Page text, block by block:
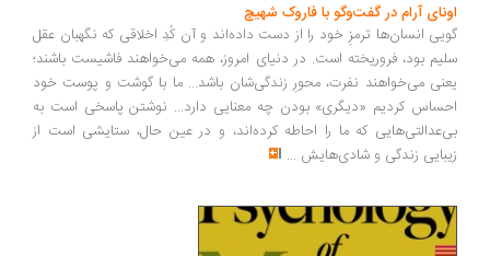
آرام در گفت‌وگو با فاروک شهیچ‭
انسان‌ها ترمزِ خود را از دست داده‌اند و آن کُدِ اخلاقی که نگهبان عقل
بود، فروریخته است. در دنیای امروز، همه می‌خواهند فاشیست باشند؛
می‌خواهند نفرت، محورِ زندگی‌شان باشد... ما با گوشت و پوست خود
کردیم «دیگری» بودن چه معنایی دارد... نوشتن پاسخی است به
که ما را احاطه کرده‌اند، و در عین حال، ستایشی است از
زندگی و شادی‌هایش...